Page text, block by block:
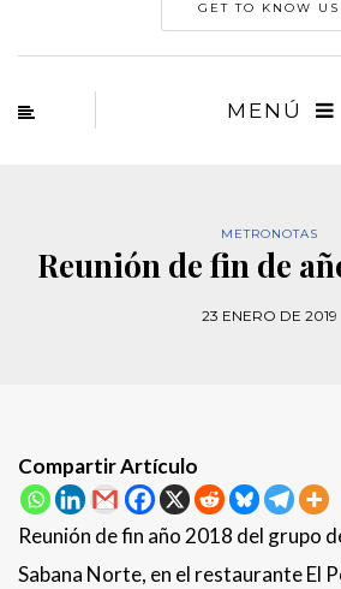
GET TO KNOW US
MENÚ
METRONOTAS
Reunión de fin de
23 ENERO DE 2019
Compartir Artículo
Reunión de fin año 2018 del grupo
Sabana Norte, en el restaurante El